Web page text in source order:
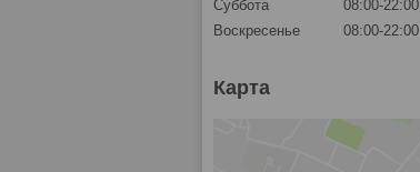
Суббота
08:00-22:00
Воскресенье
08:00-22:00
Карта